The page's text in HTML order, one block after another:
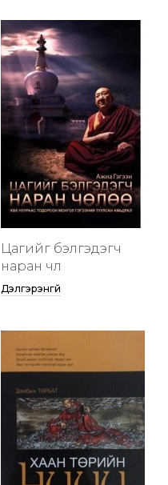
Цагийг бэлгэдэгч
наран чөлөө
Дэлгэрэнгүй